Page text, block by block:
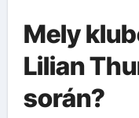
Mely
Lilian
során?